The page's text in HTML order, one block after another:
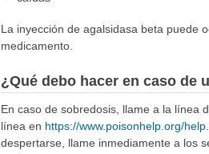
La inyección de agalsidasa beta puede
medicamento.
¿Qué debo hacer en caso de
En caso de sobredosis, llame a la línea
línea en https://www.poisonhelp.org/help
despertarse, llame inmediamente a los